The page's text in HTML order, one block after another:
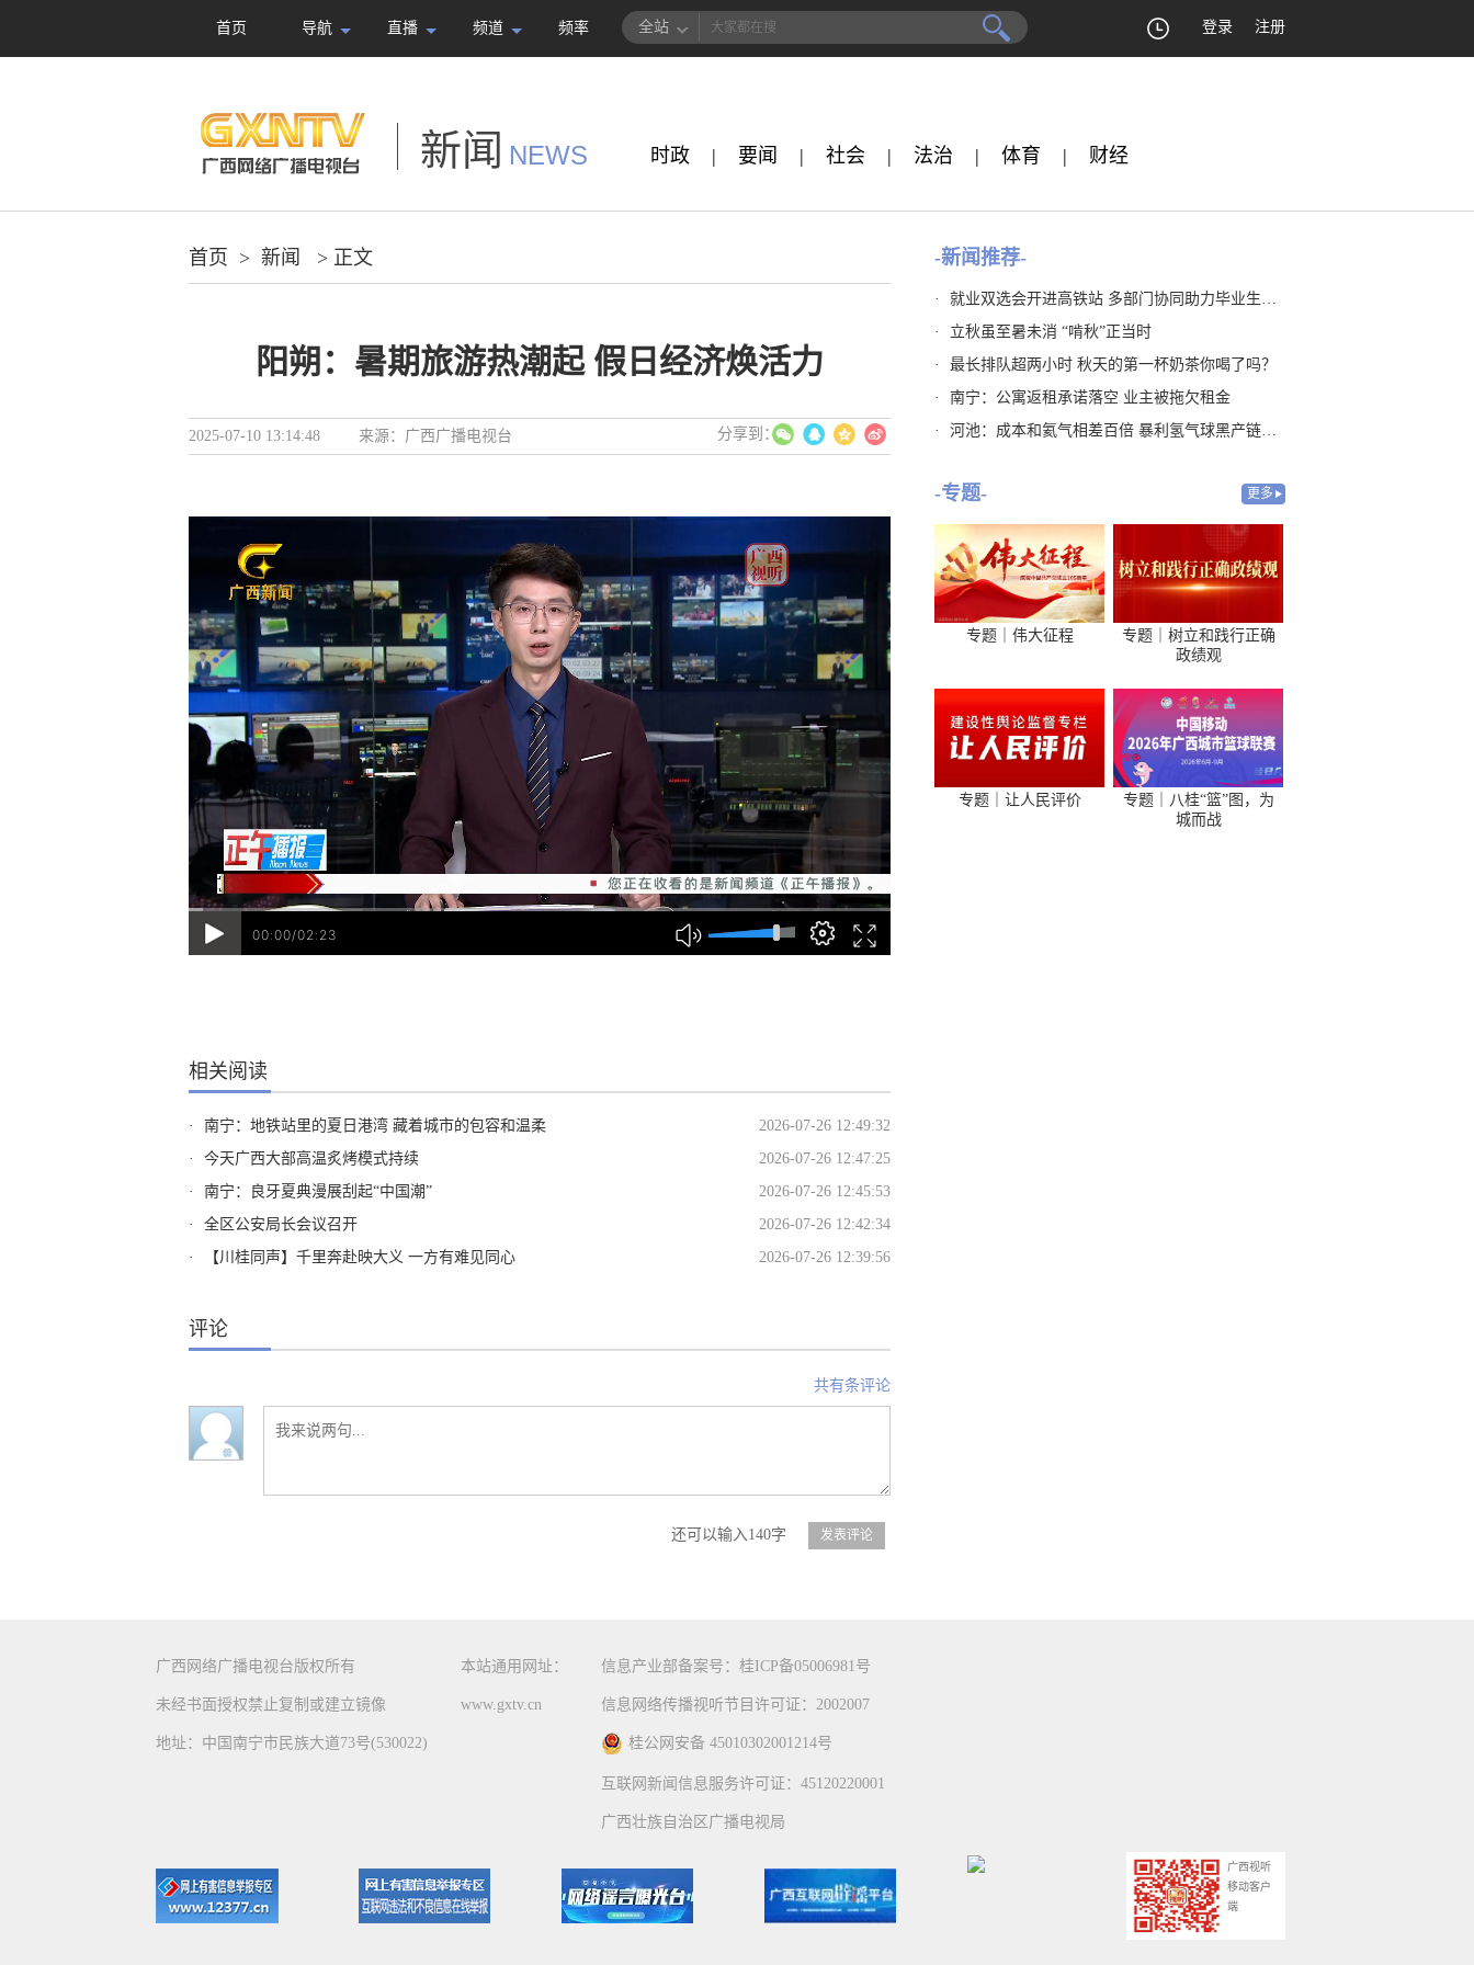
首页 导航 直播 频道 频率 全站 登录 注册
新闻 NEWS 时政 | 要闻 | 社会 | 法治 | 体育 | 财经
首页 > 新闻 > 正文
阳朔：暑期旅游热潮起 假日经济焕活力
2025-07-10 13:14:48 来源： 广西广播电视台
00:00/02:23
相关阅读
· 南宁：地铁站里的夏日港湾 藏着城市的包容和温柔
2026-07-26 12:49:32
·
今天广西大部高温炙烤模式持续
2026-07-26 12:47:25
·
南宁：良牙夏典漫展刮起“中国潮”
2026-07-26 12:45:53
·
全区公安局长会议召开
2026-07-26 12:42:34
·
【川桂同声】千里奔赴映大义 一方有难见同心 2026-07-26 12:39:56
评论
共有条评论
还可以输入140字
-新闻推荐-
·
就业双选会开进高铁站 多部门协同助力毕业生就业
·
立秋虽至暑未消 “啃秋”正当时
·
最长排队超两小时 秋天的第一杯奶茶你喝了吗？
·
南宁：公寓返租承诺落空 业主被拖欠租金
·
河池：成本和氦气相差百倍 暴利氢气球黑产链隐藏20年
-专题- 更多
专题｜伟大征程
专题｜树立和践行正确
政绩观
专题｜让人民评价
专题｜八桂“篮”图，为
城而战
广西网络广播电视台版权所有
未经书面授权禁止复制或建立镜像
地址：中国南宁市民族大道73号(530022)
本站通用网址：
www.gxtv.cn
信息产业部备案号：桂ICP备05006981号
信息网络传播视听节目许可证：2002007
桂公网安备 45010302001214号
互联网新闻信息服务许可证：45120220001
广西壮族自治区广播电视局
广西视听
移动客户
端